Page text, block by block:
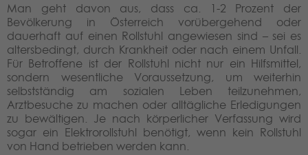
Man geht davon aus, dass ca. 1-2 Prozent der
Bevölkerung in Österreich vorübergehend oder
dauerhaft auf einen Rollstuhl angewiesen sind – sei es
altersbedingt, durch Krankheit oder nach einem Unfall.
Für Betroffene ist der Rollstuhl nicht nur ein Hilfsmittel,
sondern wesentliche Voraussetzung, um weiterhin
selbstständig am sozialen Leben teilzunehmen,
Arztbesuche zu machen oder alltägliche Erledigungen
zu bewältigen. Je nach körperlicher Verfassung wird
sogar ein Elektrorollstuhl benötigt, wenn kein Rollstuhl
von Hand betrieben werden kann.